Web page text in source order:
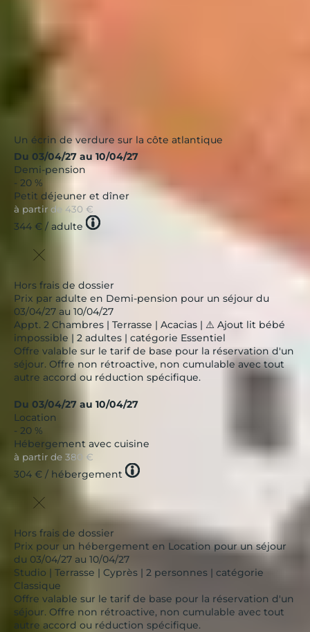
Un écrin de verdure sur la côte atlantique
Du 03/04/27 au 10/04/27
Demi-pension
- 20 %
Petit déjeuner et dîner
à partir de 430 €
344 € / adulte Tooltip
icon
Hors frais de dossier
Prix par adulte en Demi-pension pour un séjour du
03/04/27 au 10/04/27
Appt. 2 Chambres | Terrasse | Acacias | ⚠️ Ajout lit bébé
impossible | 2 adultes | catégorie Essentiel
Offre valable sur le tarif de base pour la réservation d'un
séjour. Offre non rétroactive, non cumulable avec tout
autre accord ou réduction spécifique.
Du 03/04/27 au 10/04/27
Location
- 20 %
Hébergement avec cuisine
à partir de 380 €
304 € / hébergement Tooltip
icon
Hors frais de dossier
Prix pour un hébergement en Location pour un séjour
du 03/04/27 au 10/04/27
Studio | Terrasse | Cyprès | 2 personnes | catégorie
Classique
Offre valable sur le tarif de base pour la réservation d'un
séjour. Offre non rétroactive, non cumulable avec tout
autre accord ou réduction spécifique.